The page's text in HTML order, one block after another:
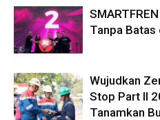
Tanpa Batas
Wujudkan
Stop Part II
Tanamkan